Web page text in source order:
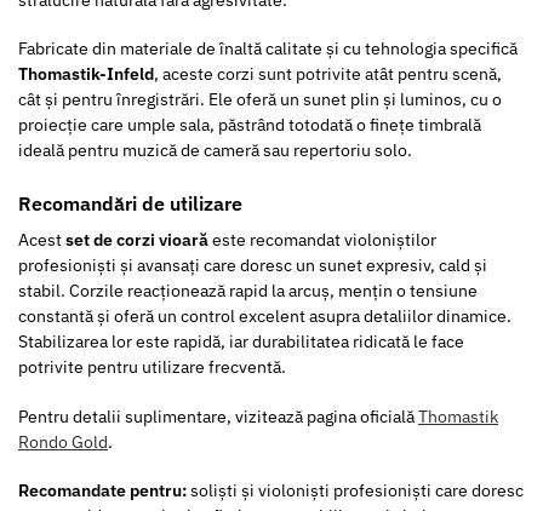
Fabricate din materiale de înaltă calitate și cu tehnologia specifică
Thomastik-Infeld, aceste corzi sunt potrivite atât pentru scenă,
cât și pentru înregistrări. Ele oferă un sunet plin și luminos, cu o
proiecție care umple sala, păstrând totodată o finețe timbrală
ideală pentru muzică de cameră sau repertoriu solo.
Recomandări de utilizare
Acestset de corzi vioarăeste recomandat violoniștilor
profesioniști și avansați care doresc un sunet expresiv, cald și
stabil. Corzile reacționează rapid la arcuș, mențin o tensiune
constantă și oferă un control excelent asupra detaliilor dinamice.
Stabilizarea lor este rapidă, iar durabilitatea ridicată le face
potrivite pentru utilizare frecventă.
Pentru detalii suplimentare, vizitează pagina oficialăThomastik
Rondo Gold.
Recomandate pentru:soliști și violoniști profesioniști care doresc